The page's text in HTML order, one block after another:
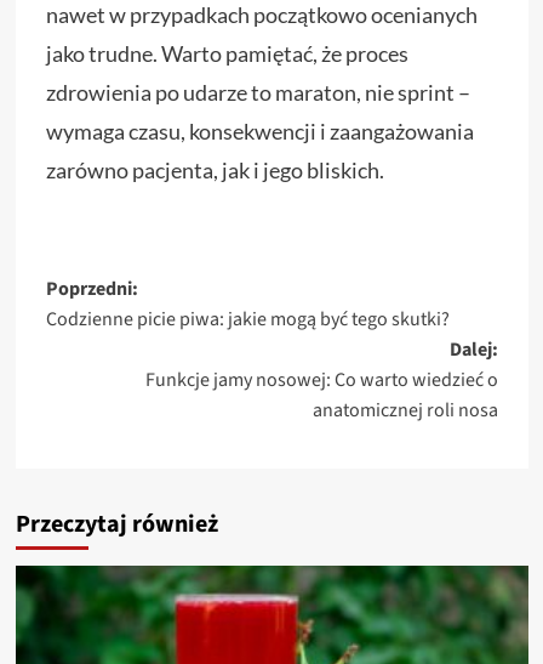
nawet w przypadkach początkowo ocenianych
jako trudne. Warto pamiętać, że proces
zdrowienia po udarze to maraton, nie sprint –
wymaga czasu, konsekwencji i zaangażowania
zarówno pacjenta, jak i jego bliskich.
Zobacz
wpisy
Poprzedni:
Codzienne picie piwa: jakie mogą być tego skutki?
Dalej:
Funkcje jamy nosowej: Co warto wiedzieć o
anatomicznej roli nosa
Przeczytaj również